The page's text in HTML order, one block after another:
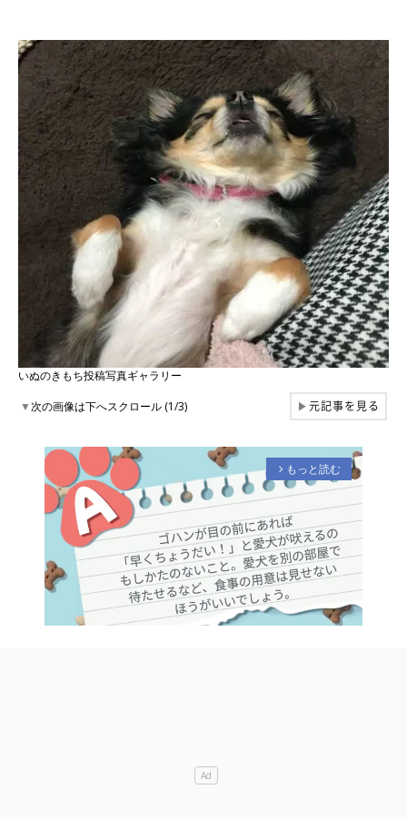
いぬのきもち投稿写真ギャラリー
▼次の画像は下へスクロール (1/3) ▶元記事を見る
arrow_forward_ios もっと読む